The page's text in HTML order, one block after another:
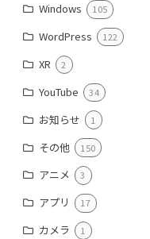
Windows 105
WordPress 122
XR 2
YouTube 34
お知らせ 1
その他 150
アニメ 3
アプリ 17
カメラ 1